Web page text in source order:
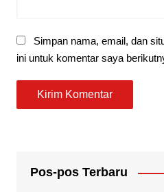
Simpan nama, email, dan
ini untuk komentar saya
Pos-pos Terbaru